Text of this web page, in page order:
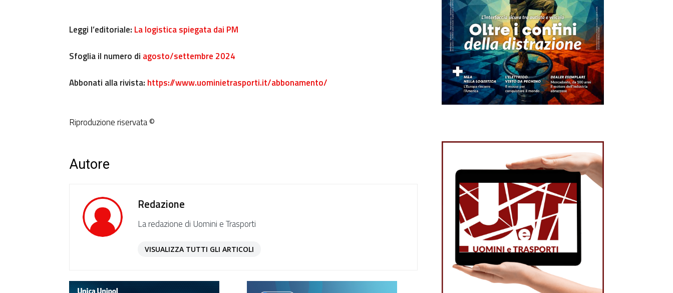
Leggi l’editoriale: La logistica spiegata dai PM
Sfoglia il numero di agosto/settembre 2024
Abbonati alla rivista: https://www.uominietrasporti.it/abbonamento/
Riproduzione riservata ©
Autore
Redazione
La redazione di Uomini e Trasporti
VISUALIZZA TUTTI GLI ARTICOLI